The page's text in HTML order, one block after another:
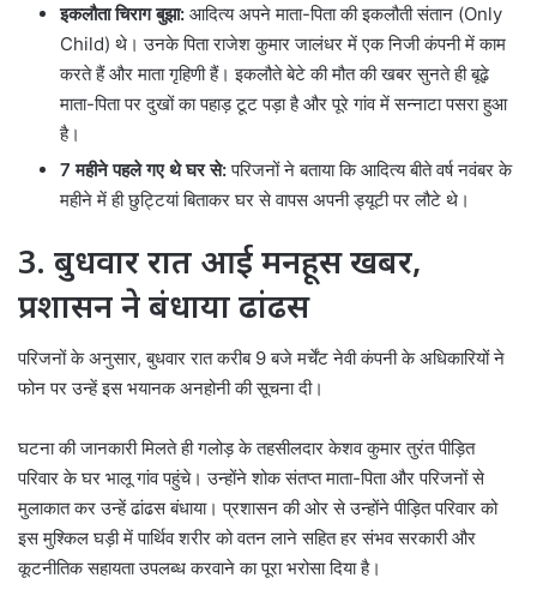
इकलौता चिराग बुझा: आदित्य अपने माता-पिता की इकलौती संतान (Only
Child) थे। उनके पिता राजेश कुमार जालंधर में एक निजी कंपनी में काम
करते हैं और माता गृहिणी हैं। इकलौते बेटे की मौत की खबर सुनते ही बूढ़े
माता-पिता पर दुखों का पहाड़ टूट पड़ा है और पूरे गांव में सन्नाटा पसरा हुआ
है।
7 महीने पहले गए थे घर से:परिजनों ने बताया कि आदित्य बीते वर्ष नवंबर के
महीने में ही छुट्टियां बिताकर घर से वापस अपनी ड्यूटी पर लौटे थे।
3. बुधवार रात आई मनहूस खबर,
प्रशासन ने बंधाया ढांढस
परिजनों के अनुसार, बुधवार रात करीब 9 बजे मर्चेंट नेवी कंपनी के अधिकारियों ने
फोन पर उन्हें इस भयानक अनहोनी की सूचना दी।
घटना की जानकारी मिलते ही गलोड़ के तहसीलदार केशव कुमार तुरंत पीड़ित
परिवार के घर भालू गांव पहुंचे। उन्होंने शोक संतप्त माता-पिता और परिजनों से
मुलाकात कर उन्हें ढांढस बंधाया। प्रशासन की ओर से उन्होंने पीड़ित परिवार को
इस मुश्किल घड़ी में पार्थिव शरीर को वतन लाने सहित हर संभव सरकारी और
कूटनीतिक सहायता उपलब्ध करवाने का पूरा भरोसा दिया है।